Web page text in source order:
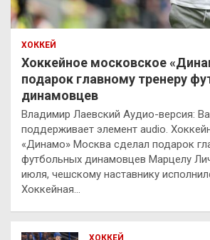
ХОККЕЙ
Хоккейное московское
подарок главному тренеру
динамовцев
Владимир Лаевский Аудио-версия:
поддерживает элемент audio.
«Динамо» Москва сделал подарок
футбольных динамовцев Марцелу
июля, чешскому наставнику
Хоккейная…
ХОККЕЙ